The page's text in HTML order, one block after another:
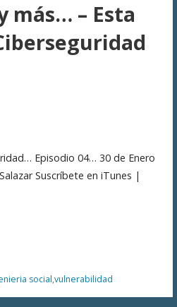
más… – Esta
Episodio 04… 30 de Enero
Suscríbete en iTunes |
social,vulnerabilidad